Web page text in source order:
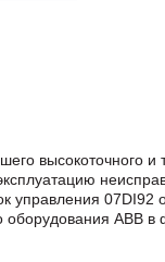
высокоточного и
управления
ABB